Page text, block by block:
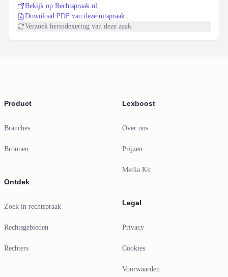
Bekijk op Rechtspraak.nl
Download PDF van deze uitspraak
Verzoek herindexering van deze zaak
Product
Branches
Bronnen
Ontdek
Zoek in rechtspraak
Rechtsgebieden
Rechters
Lexboost
Over ons
Prijzen
Media Kit
Legal
Privacy
Cookies
Voorwaarden